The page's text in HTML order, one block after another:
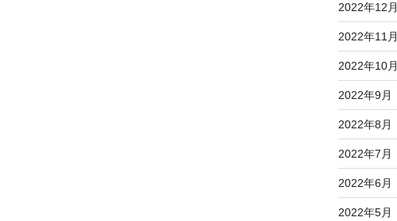
2022年12月
2022年11月
2022年10月
2022年9月
2022年8月
2022年7月
2022年6月
2022年5月